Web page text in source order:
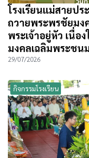
โรงเรียนแม่สายป
ถวายพระพรชัยมง
พระเจ้าอยู่หัว เนื่อ
มงคลเฉลิมพระชน
29/07/2026
กิจกรรมโรงเรียน